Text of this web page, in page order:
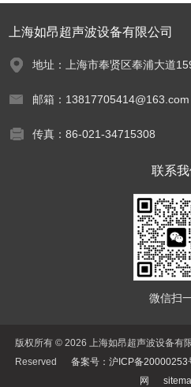
上海如昂超声波设备有限公司
地址：上海市奉贤区奉浦大道
邮箱：13817705414@163.com
传真：86-021-34715308
联系
微信扫
版权所有 © 2026 上海如昂超声波设备有
Reserved 备案号：沪ICP备20000253
网